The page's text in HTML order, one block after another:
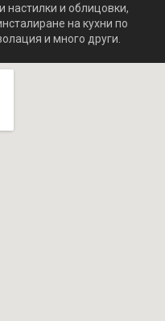
настилки и облицовки,
на кухни по
и много други.